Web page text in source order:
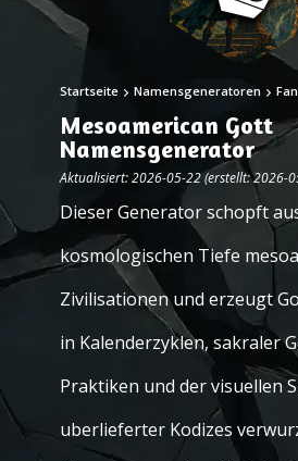
Startseite Namensgeneratoren
Mesoamerican Gott
Namensgenerator
Aktualisiert: 2026-05-22 (erstellt: 2026-
Dieser Generator schopft
kosmologischen Tiefe
Zivilisationen und erzeugt
in Kalenderzyklen, sakraler
Praktiken und der visuellen
uberlieferter Kodizes